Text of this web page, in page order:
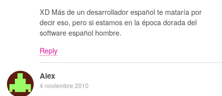
XD Más de un desarrollador español te mataría por
decir eso, pero si estamos en la época dorada del
software español hombre.
Reply
Alex
4 noviembre 2010